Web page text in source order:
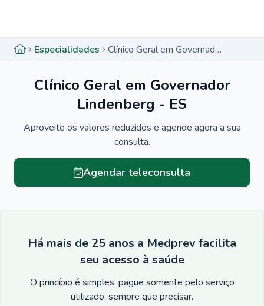
Especialidades Clínico Geral em Governador Lindenberg - ES
Clínico Geral em Governador
Lindenberg - ES
Aproveite os valores reduzidos e agende agora a sua
consulta.
Agendar teleconsulta
Há mais de 25 anos a Medprev facilita
seu acesso à saúde
O princípio é simples: pague somente pelo serviço
utilizado, sempre que precisar.